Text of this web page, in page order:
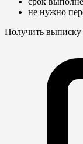
не нужно
Получить